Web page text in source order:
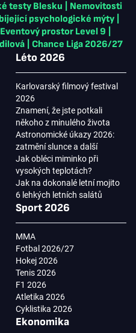
testy Blesku
Nemovitosti
psychologické mýty
Eventový prostor Level 9
Chance Liga 2026/27
Léto 2026
Karlovarský filmový festival
2026
Znamení, že jste potkali
někoho z minulého života
Astronomické úkazy 2026:
zatmění slunce a další
Jak obléci miminko při
vysokých teplotách?
Jak na dokonalé letní mojito
6 lehkých letních salátů
Sport 2026
MMA
Fotbal 2026/27
Hokej 2026
Tenis 2026
F1 2026
Atletika 2026
Cyklistika 2026
Ekonomika